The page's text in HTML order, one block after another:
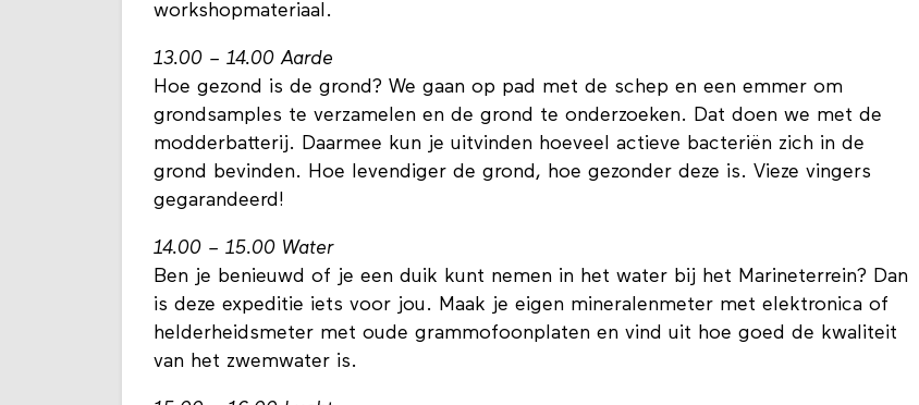
workshopmateriaal.
13.00 – 14.00 Aarde
Hoe gezond is de grond? We gaan op pad met de schep en een emmer om
grondsamples te verzamelen en de grond te onderzoeken. Dat doen we met de
modderbatterij. Daarmee kun je uitvinden hoeveel actieve bacteriën zich in de
grond bevinden. Hoe levendiger de grond, hoe gezonder deze is. Vieze vingers
gegarandeerd!
14.00 – 15.00 Water
Ben je benieuwd of je een duik kunt nemen in het water bij het Marineterrein? Dan
is deze expeditie iets voor jou. Maak je eigen mineralenmeter met elektronica of
helderheidsmeter met oude grammofoonplaten en vind uit hoe goed de kwaliteit
van het zwemwater is.